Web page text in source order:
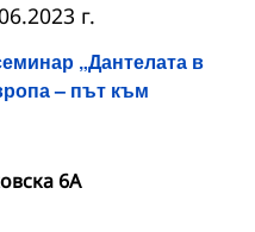
„Дантелата в
– път към
г.
6А